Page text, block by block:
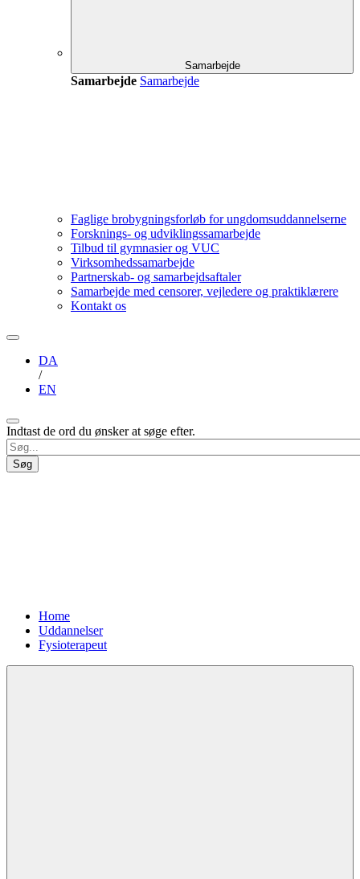
Samarbejde
Samarbejde Samarbejde
Faglige brobygningsforløb for ungdomsuddannelserne
Forsknings- og udviklingssamarbejde
Tilbud til gymnasier og VUC
Virksomhedssamarbejde
Partnerskab- og samarbejdsaftaler
Samarbejde med censorer, vejledere og praktiklærere
Kontakt os
DA
/
EN
Indtast de ord du ønsker at søge efter.
Home
Uddannelser
Fysioterapeut